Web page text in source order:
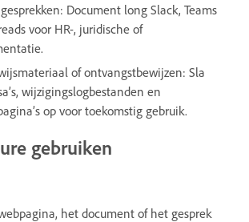
Document long Slack, Teams
voor HR-, juridische of
of ontvangstbewijzen: Sla
wijzigingslogbestanden en
op voor toekomstig gebruik.
gebruiken
het document of het gesprek